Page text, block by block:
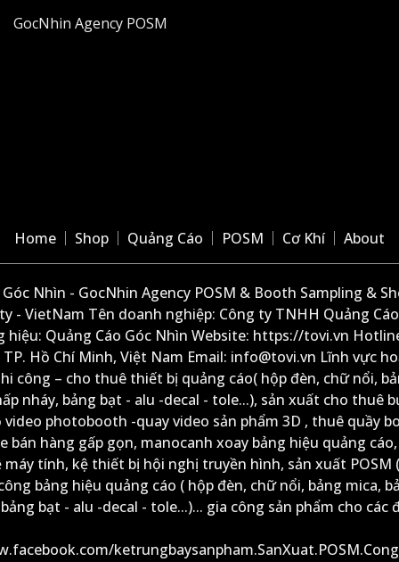
GocNhin Agency POSM
Home Shop Quảng Cáo POSM Cơ Khí About
Nhìn - GocNhin Agency POSM & Booth Sampling &
- VietNam Tên doanh nghiệp: Công ty TNHH Quảng
Quảng Cáo Góc Nhìn Website: https://tovi.vn
Hồ Chí Minh, Việt Nam Email: info@tovi.vn Lĩnh vực
công – cho thuê thiết bị quảng cáo( hộp đèn, chữ nổi,
nháy, bảng bạt - alu -decal - tole...), sản xuất cho thuê
photobooth -quay video sản phẩm 3D , thuê quầy
bán hàng gấp gọn, manocanh xoay bảng hiệu quảng
tính, kệ thiết bị hội nghị truyền hình, sản xuất POSM
bảng hiệu quảng cáo ( hộp đèn, chữ nổi, bảng mica,
bạt - alu -decal - tole...)... gia công sản phẩm cho các